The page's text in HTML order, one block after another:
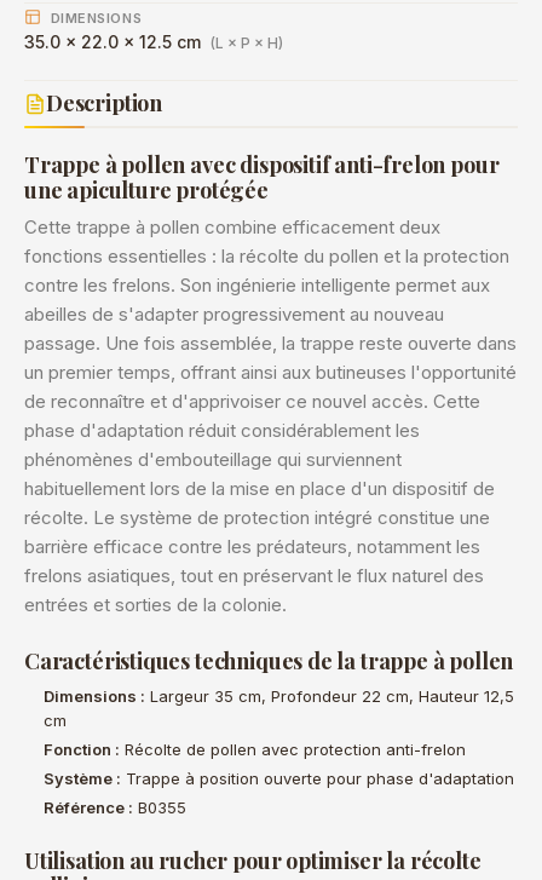
DIMENSIONS
35.0 × 22.0 × 12.5 cm (L × P × H)
Description
Trappe à pollen avec dispositif anti-frelon pour
une apiculture protégée
Cette trappe à pollen combine efficacement deux
fonctions essentielles : la récolte du pollen et la protection
contre les frelons. Son ingénierie intelligente permet aux
abeilles de s'adapter progressivement au nouveau
passage. Une fois assemblée, la trappe reste ouverte dans
un premier temps, offrant ainsi aux butineuses l'opportunité
de reconnaître et d'apprivoiser ce nouvel accès. Cette
phase d'adaptation réduit considérablement les
phénomènes d'embouteillage qui surviennent
habituellement lors de la mise en place d'un dispositif de
récolte. Le système de protection intégré constitue une
barrière efficace contre les prédateurs, notamment les
frelons asiatiques, tout en préservant le flux naturel des
entrées et sorties de la colonie.
Caractéristiques techniques de la trappe à pollen
Dimensions : Largeur 35 cm, Profondeur 22 cm, Hauteur 12,5
cm
Fonction : Récolte de pollen avec protection anti-frelon
Système : Trappe à position ouverte pour phase d'adaptation
Référence : B0355
Utilisation au rucher pour optimiser la récolte